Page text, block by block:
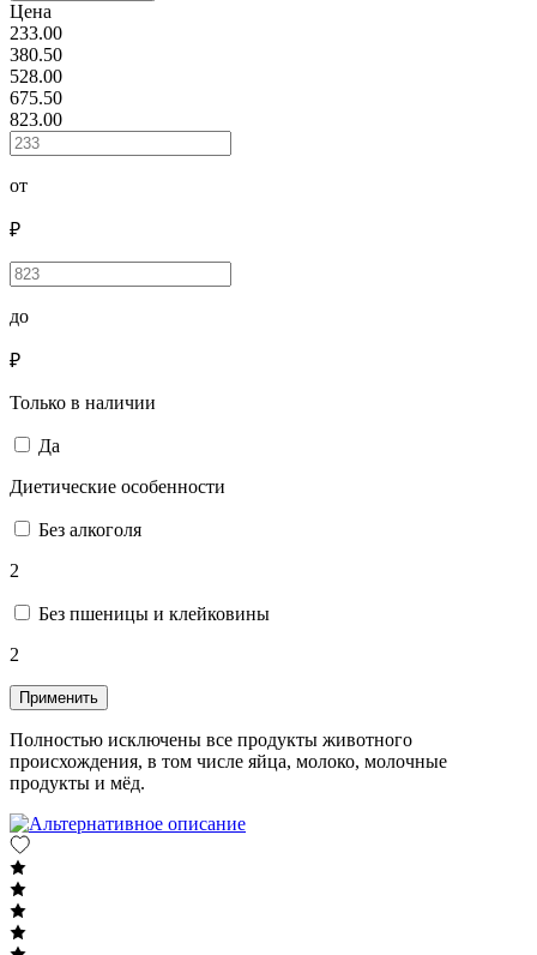
Цена
233.00
380.50
528.00
675.50
823.00
от
₽
до
₽
Только в наличии
Да
Диетические особенности
Без алкоголя
2
Без пшеницы и клейковины
2
Применить
Полностью исключены все продукты животного
происхождения, в том числе яйца, молоко, молочные
продукты и мёд.